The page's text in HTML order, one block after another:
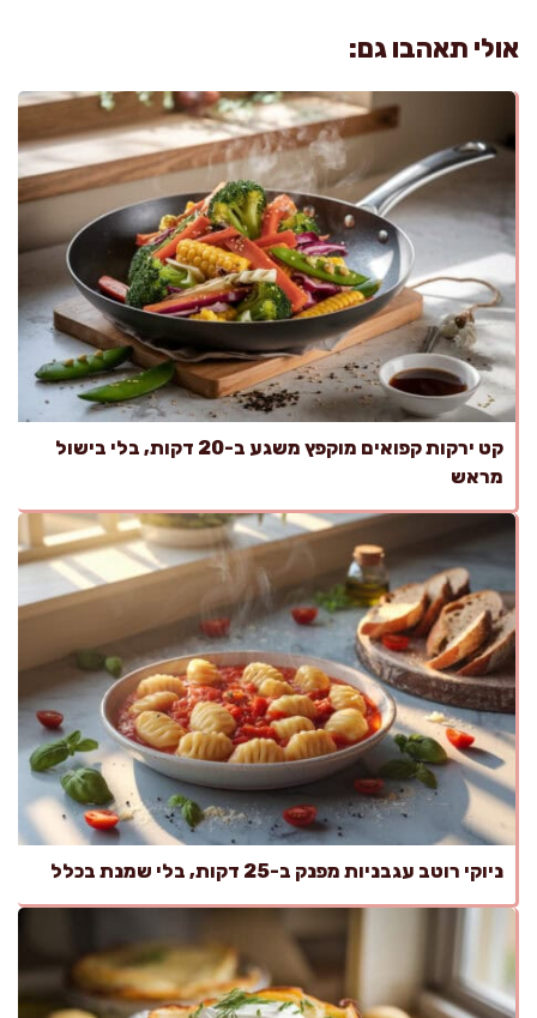
אולי תאהבו גם:
קט ירקות קפואים מוקפץ משגע ב-20 דקות, בלי בישול
מראש
ניוקי רוטב עגבניות מפנק ב-25 דקות, בלי שמנת בכלל